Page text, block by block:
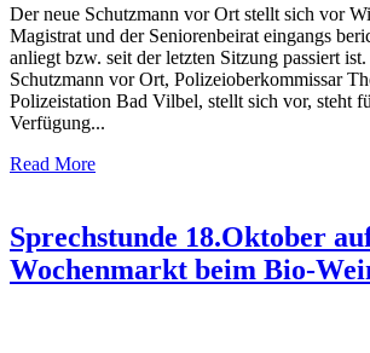
Der neue Schutzmann vor Ort stellt sich vor
Magistrat und der Seniorenbeirat eingangs
anliegt bzw. seit der letzten Sitzung passiert
Schutzmann vor Ort, Polizeioberkommissar
Polizeistation Bad Vilbel, stellt sich vor, steht
Verfügung...
Read More
Sprechstunde 18.Oktober
Wochenmarkt beim Bio-